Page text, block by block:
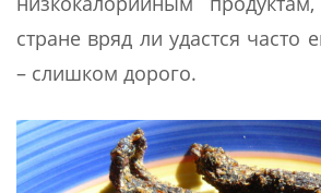
стране вряд ли удастся часто
– слишком дорого.